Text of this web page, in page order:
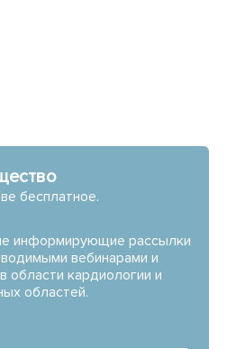
бесплатное.
информирующие рассылки
вебинарами и
области кардиологии и
областей.